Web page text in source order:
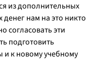
из дополнительных
нам на это никто
согласовать эти
подготовить
к новому учебному